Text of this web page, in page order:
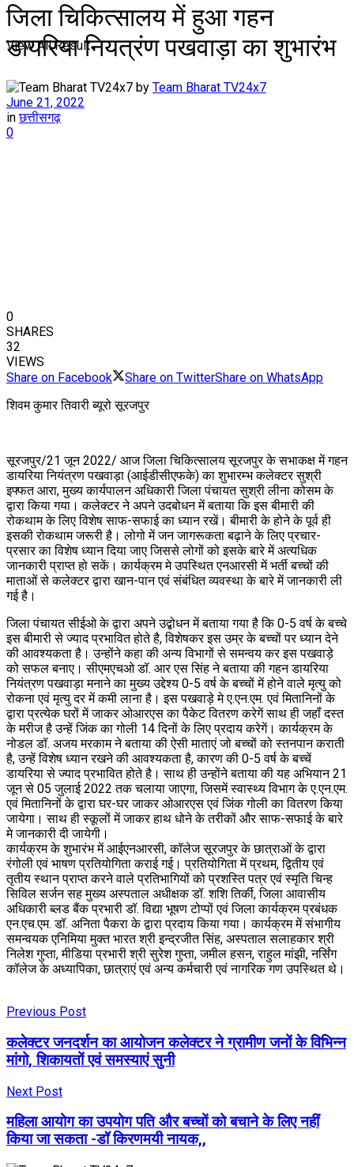
View All Result
जिला चिकित्सालय में हुआ गहन
डायरिया नियत्रंण पखवाड़ा का शुभारंभ
by Team Bharat TV24x7
June 21, 2022
in छत्तीसगढ़
0
0
SHARES
32
VIEWS
Share on Facebook
Share on TwitterShare on WhatsApp
शिवम कुमार तिवारी ब्यूरो सूरजपुर
सूरजपुर/21 जून 2022/ आज जिला चिकित्सालय सूरजपुर के सभाकक्ष में गहन
डायरिया नियंत्रण पखवाड़ा (आईडीसीएफके) का शुभारम्भ कलेक्टर सुश्री
इफ्फत आरा, मुख्य कार्यपालन अधिकारी जिला पंचायत सुश्री लीना कोसम के
द्वारा किया गया। कलेक्टर ने अपने उदबोधन में बताया कि इस बीमारी की
रोकथाम के लिए विशेष साफ-सफाई का ध्यान रखें। बीमारी के होने के पूर्व ही
इसकी रोकथाम जरूरी है। लोगो में जन जागरूकता बढ़ाने के लिए प्रचार-
प्रसार का विशेष ध्यान दिया जाए जिससे लोगों को इसके बारे में अत्यधिक
जानकारी प्राप्त हो सकें। कार्यक्रम मे उपस्थित एनआरसी में भर्ती बच्चों की
माताओं से कलेक्टर द्वारा खान-पान एवं संबंधित व्यवस्था के बारे में जानकारी ली
गई है।
जिला पंचायत सीईओ के द्वारा अपने उद्बोधन में बताया गया है कि 0-5 वर्ष के बच्चे
इस बीमारी से ज्याद प्रभावित होते है, विशेषकर इस उम्र के बच्चों पर ध्यान देने
की आवश्यकता है। उन्होंने कहा की अन्य विभागों से समन्वय कर इस पखवाड़े
को सफल बनाए। सीएमएचओ डॉ. आर एस सिंह ने बताया की गहन डायरिया
नियंत्रण पखवाड़ा मनाने का मुख्य उद्देश्य 0-5 वर्ष के बच्चों में होने वाले मृत्यु को
रोकना एवं मृत्यु दर में कमी लाना है। इस पखवाड़े मे ए.एन.एम. एवं मितानिनों के
द्वारा प्रत्येक घरों में जाकर ओआरएस का पैकेट वितरण करेगें साथ ही जहॉं दस्त
के मरीज है उन्हें जिंक का गोली 14 दिनों के लिए प्रदाय करेगें। कार्यक्रम के
नोडल डॉ. अजय मरकाम ने बताया की ऐसी माताएं जो बच्चों को स्तनपान कराती
है, उन्हें विशेष ध्यान रखने की आवश्यकता है, कारण की 0-5 वर्ष के बच्चें
डायरिया से ज्याद प्रभावित होते है। साथ ही उन्होंने बताया की यह अभियान 21
जून से 05 जुलाई 2022 तक चलाया जाएगा, जिसमें स्वास्थ्य विभाग के ए.एन.एम.
एवं मितानिनों के द्वारा घर-घर जाकर ओआरएस एवं जिंक गोली का वितरण किया
जायेगा। साथ ही स्कूलों में जाकर हाथ धोने के तरीकों और साफ-सफाई के बारे
मे जानकारी दी जायेगी।
कार्यक्रम के शुभारंभ में आईएनआरसी, कॉलेज सूरजपुर के छात्राओं के द्वारा
रंगोली एवं भाषण प्रतियोगिता कराई गई। प्रतियोगिता में प्रथम, द्वितीय एवं
तृतीय स्थान प्राप्त करने वाले प्रतिभागियों को प्रशस्ति पत्र एवं स्मृति चिन्ह
सिविल सर्जन सह मुख्य अस्पताल अधीक्षक डॉ. शशि तिर्की, जिला आवासीय
अधिकारी ब्लड बैंक प्रभारी डॉ. विद्या भूषण टोप्पों एवं जिला कार्यक्रम प्रबंधक
एन.एच.एम. डॉ. अनिता पैकरा के द्वारा प्रदाय किया गया। कार्यक्रम में संभागीय
समन्वयक एनिमिया मुक्त भारत श्री इन्द्रजीत सिंह, अस्पताल सलाहकार श्री
निलेश गुप्ता, मीडिया प्रभारी श्री सुरेश गुप्ता, जमील हसन, राहुल मांझी, नर्सिंग
कॉलेज के अध्यापिका, छात्राएं एवं अन्य कर्मचारी एवं नागरिक गण उपस्थित थे।
Previous Post
कलेक्टर जनदर्शन का आयोजन कलेक्टर ने ग्रामीण जनों के विभिन्न
मांगो, शिकायतों एवं समस्याएं सुनी
Next Post
महिला आयोग का उपयोग पति और बच्चों को बचाने के लिए नहीं
किया जा सकता -डॉ किरणमयी नायक,,